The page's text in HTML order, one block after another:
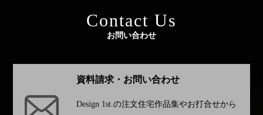
ー
Contact Us
お問い合わせ
資料請求・お問い合わせ
Design 1st.の注文住宅作品集やお打合せから